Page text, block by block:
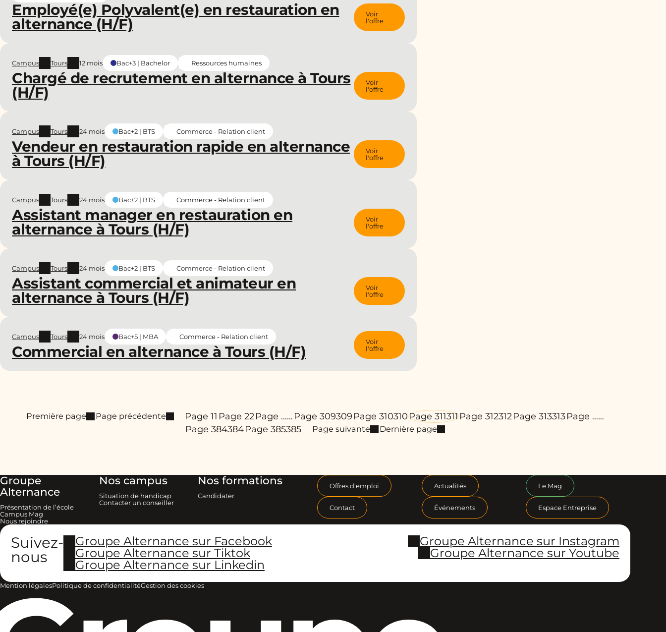
Employé(e) Polyvalent(e) en restauration en
alternance (H/F)
Voir
l'offre
Chargé de recrutement en alternance à Tours
(H/F)
Campus Tours 12 mois Bac+3 | Bachelor Ressources humaines
Voir
l'offre
Vendeur en restauration rapide en alternance
à Tours (H/F)
Campus Tours 24 mois Bac+2 | BTS Commerce - Relation client
Voir
l'offre
Assistant manager en restauration en
alternance à Tours (H/F)
Campus Tours 24 mois Bac+2 | BTS Commerce - Relation client
Voir
l'offre
Assistant commercial et animateur en
alternance à Tours (H/F)
Campus Tours 24 mois Bac+2 | BTS Commerce - Relation client
Voir
l'offre
Commercial en alternance à Tours (H/F)
Campus Tours 24 mois Bac+5 | MBA Commerce - Relation client
Voir
l'offre
Première page Page précédente Page 11 Page 22Page …… Page 309309 Page 310310Page 311311Page 312312Page 313313Page ……
Page 384384Page 385385 Page suivante Dernière page
Groupe
Alternance
Présentation de l’école
Campus Mag
Nous rejoindre
Nos campus
Situation de handicap
Contacter un conseiller
Nos formations
Candidater
Offres d'emploi Actualités Le Mag
Contact Événements Espace Entreprise
Suivez-
nous
Groupe Alternance sur Facebook
Groupe Alternance sur Instagram
Groupe Alternance sur Tiktok
Groupe Alternance sur Youtube
Groupe Alternance sur Linkedin
Mention légalesPolitique de confidentialitéGestion des cookies